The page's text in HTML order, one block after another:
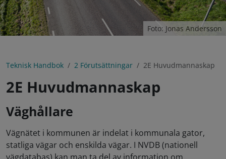
Foto: Jonas Andersson
Teknisk Handbok 2 Förutsättningar 2E Huvudmannaskap
2E Huvudmannaskap
Väghållare
Vägnätet i kommunen är indelat i kommunala gator,
statliga vägar och enskilda vägar. I NVDB (nationell